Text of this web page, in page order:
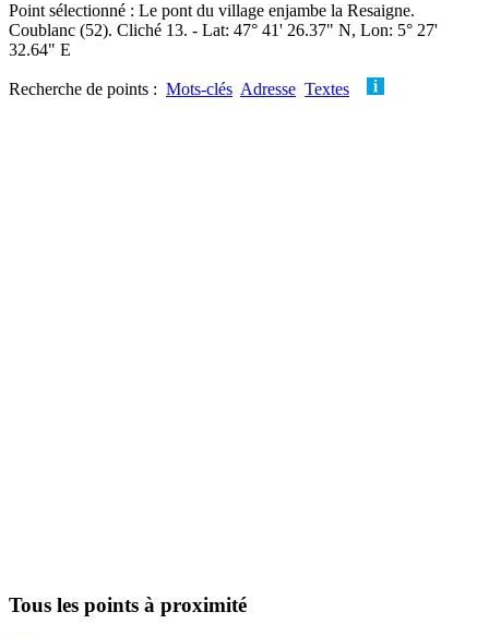
Point sélectionné : Le pont du village enjambe la Resaigne.
Coublanc (52). Cliché 13. - Lat: 47° 41' 26.37" N, Lon: 5° 27'
32.64" E
Recherche de points : Mots-clés Adresse Textes
Tous les points à proximité